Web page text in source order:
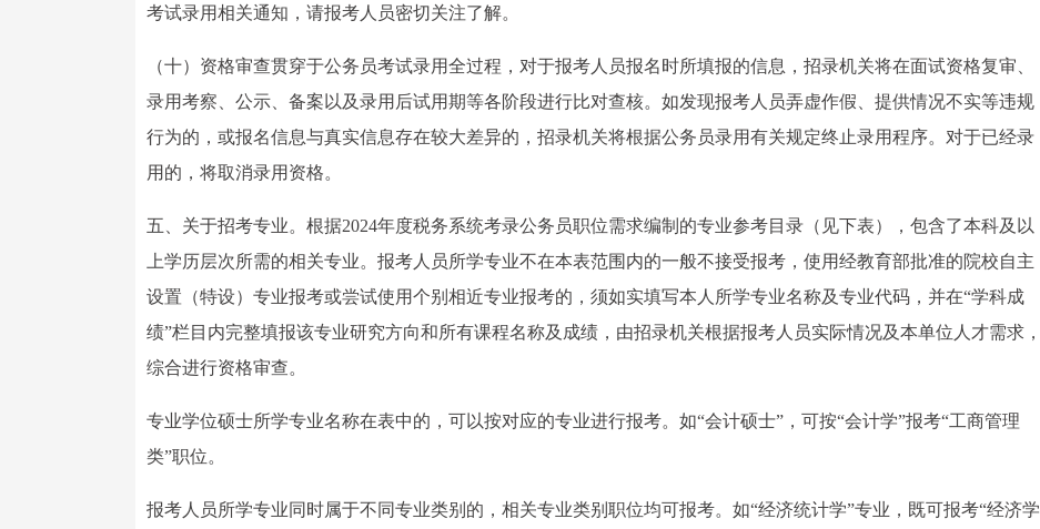
考试录用相关通知，请报考人员密切关注了解。
（十）资格审查贯穿于公务员考试录用全过程，对于报考人员报名时所填报的信息，招录机关将在面试资格复审、
录用考察、公示、备案以及录用后试用期等各阶段进行比对查核。如发现报考人员弄虚作假、提供情况不实等违规
行为的，或报名信息与真实信息存在较大差异的，招录机关将根据公务员录用有关规定终止录用程序。对于已经录
用的，将取消录用资格。
五、关于招考专业。根据2024年度税务系统考录公务员职位需求编制的专业参考目录（见下表），包含了本科及以
上学历层次所需的相关专业。报考人员所学专业不在本表范围内的一般不接受报考，使用经教育部批准的院校自主
设置（特设）专业报考或尝试使用个别相近专业报考的，须如实填写本人所学专业名称及专业代码，并在“学科成
绩”栏目内完整填报该专业研究方向和所有课程名称及成绩，由招录机关根据报考人员实际情况及本单位人才需求，
综合进行资格审查。
专业学位硕士所学专业名称在表中的，可以按对应的专业进行报考。如“会计硕士”，可按“会计学”报考“工商管理
类”职位。
报考人员所学专业同时属于不同专业类别的，相关专业类别职位均可报考。如“经济统计学”专业，既可报考“经济学